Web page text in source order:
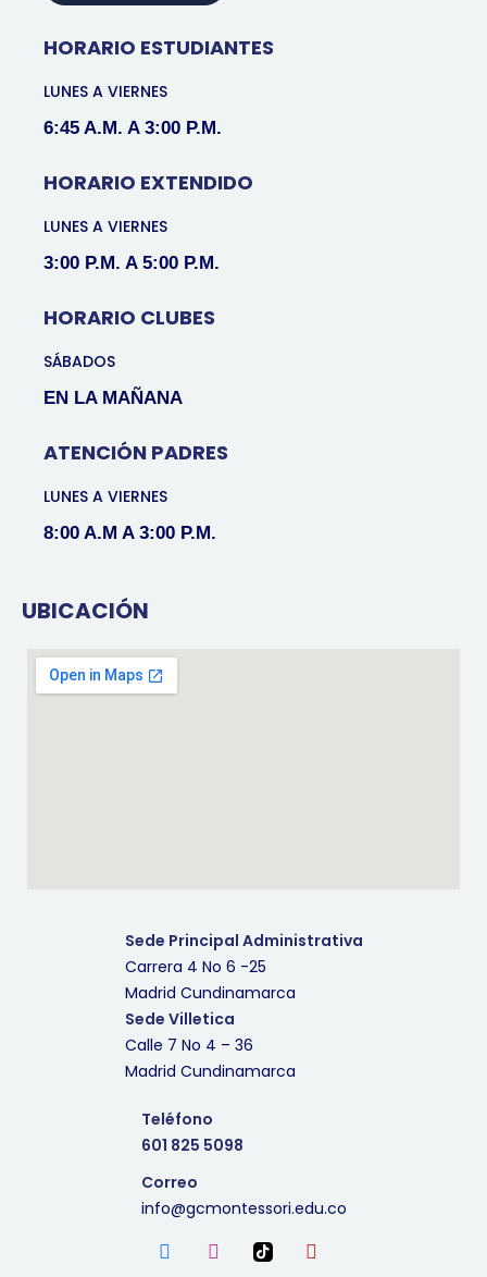
HORARIO ESTUDIANTES
LUNES A VIERNES
6:45 A.M. A 3:00 P.M.
HORARIO EXTENDIDO
LUNES A VIERNES
3:00 P.M. A 5:00 P.M.
HORARIO CLUBES
SÁBADOS
EN LA MAÑANA
ATENCIÓN PADRES
LUNES A VIERNES
8:00 A.M A 3:00 P.M.
UBICACIÓN
Sede Principal Administrativa
Carrera 4 No 6 -25
Madrid Cundinamarca
Sede Villetica
Calle 7 No 4 – 36
Madrid Cundinamarca
Teléfono
601 825 5098
Correo
info@gcmontessori.edu.co